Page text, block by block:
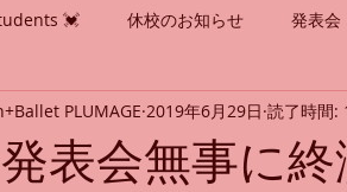
💓 休校のお知らせ 発表会
ンクール・コンクール ご挨拶
発表会無事に
PLUMAGE 2019年6月29日 読了時間: